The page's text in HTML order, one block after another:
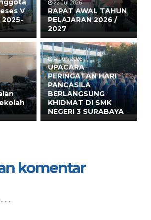
V
22 Jul 2026
RAPAT AWAL TAHUN
PELAJARAN 2026 /
2027
4 Jun 2026
UPACARA
PERINGATAN HARI
PANCASILA
BERLANGSUNG
KHIDMAT DI SMK
NEGERI 3 SURABAYA
komentar